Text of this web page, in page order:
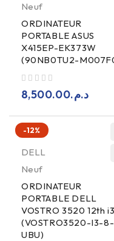
Neuf
ORDINATEUR
PORTABLE ASUS
X415EP-EK373W
(90NB0TU2-
د.م.8,500.00
-12%
DELL
Neuf
ORDINATEUR
PORTABLE DELL
VOSTRO 3520 12th i3
(VOSTRO3520-I3-8-
UBU)